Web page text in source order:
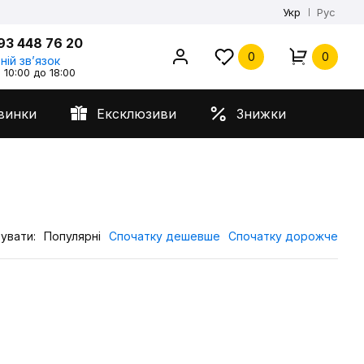
Укр Рус
448 76 20
звʼязок
до 18:00
0 0
Ексклюзиви Знижки
Популярні Спочатку дешевше Спочатку дорожче